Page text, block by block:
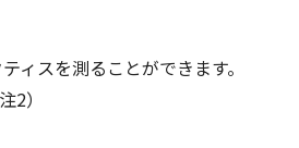
スを測ることができます。
2）